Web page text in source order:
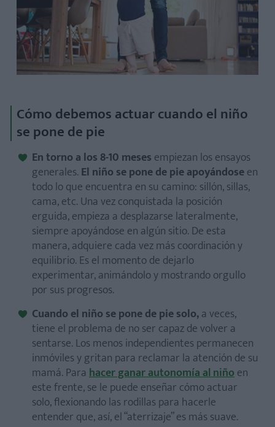
Cómo debemos actuar cuando el niño
se pone de pie
En torno a los 8-10 meses empiezan los ensayos
generales. El niño se pone de pie apoyándoseen
todo lo que encuentra en su camino: sillón, sillas,
cama, etc. Una vez conquistada la posición
erguida, empieza a desplazarse lateralmente,
siempre apoyándose en algún sitio. De esta
manera, adquiere cada vez más coordinación y
equilibrio. Es el momento de dejarlo
experimentar, animándolo y mostrando orgullo
por sus progresos.
Cuando el niño se pone de pie solo,a veces,
tiene el problema de no ser capaz de volver a
sentarse. Los menos independientes permanecen
inmóviles y gritan para reclamar la atención de su
mamá. Para hacer ganar autonomía al niñoen
este frente, se le puede enseñar cómo actuar
solo, flexionando las rodillas para hacerle
entender que, así, el “aterrizaje” es más suave.